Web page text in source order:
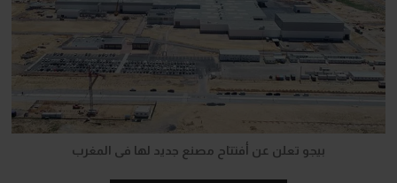
بيجو تعلن عن أفتتاح مصنع جديد لها فى المغرب